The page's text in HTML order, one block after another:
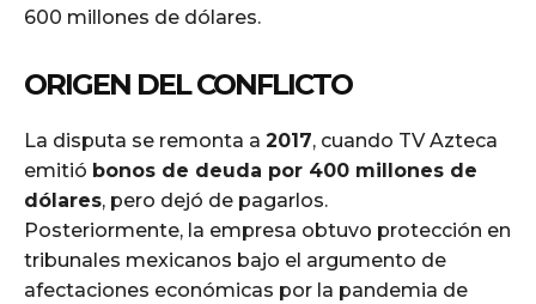
600 millones de dólares.
ORIGEN DEL CONFLICTO
La disputa se remonta a 2017, cuando TV Azteca
emitió bonos de deuda por 400 millones de
dólares, pero dejó de pagarlos.
Posteriormente, la empresa obtuvo protección en
tribunales mexicanos bajo el argumento de
afectaciones económicas por la pandemia de